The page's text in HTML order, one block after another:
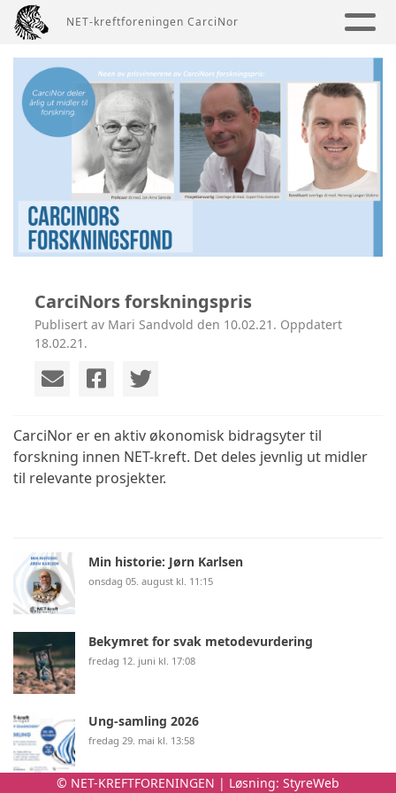
NET-kreftforeningen CarciNor
CarciNors forskningspris
Publisert av Mari Sandvold den 10.02.21. Oppdatert
18.02.21.
CarciNor er en aktiv økonomisk bidragsyter til
forskning innen NET-kreft. Det deles jevnlig ut midler
til relevante prosjekter.
Min historie: Jørn Karlsen
onsdag 05. august kl. 11:15
Bekymret for svak metodevurdering
fredag 12. juni kl. 17:08
Ung-samling 2026
fredag 29. mai kl. 13:58
© NET-KREFTFORENINGEN | Løsning: StyreWeb